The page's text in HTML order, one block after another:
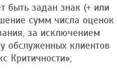
быть задан знак (+ или
сумм числа оценок
за исключением
обслуженных клиентов
Критичности»;